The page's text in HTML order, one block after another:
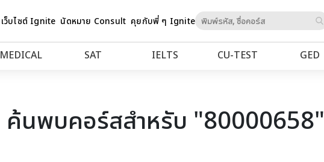
เว็บไซต์ Ignite นัดหมาย Consult คุยกับพี่ ๆ Igniteto
MEDICAL SAT IELTS CU‑TEST GED
ค้นพบคอร์สสำหรับ "80000658"